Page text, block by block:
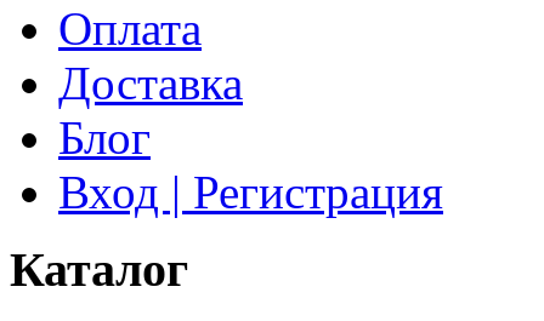
Оплата
Доставка
Блог
Вход | Регистрация
Каталог